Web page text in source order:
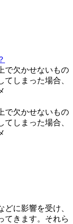
で欠かせないもの
しまった場合、
で欠かせないもの
しまった場合、
に影響を受け、
てきます。それら